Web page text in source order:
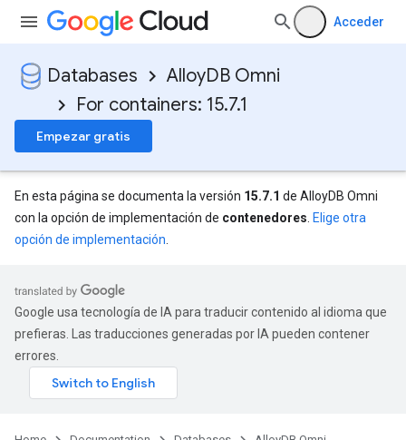
Acceder
Databases
AlloyDB Omni
For containers: 15.7.1
Empezar gratis
En esta página se documenta la versión 15.7.1 de AlloyDB Omni
con la opción de implementación de contenedores Elige otra
opción de implementación
Google usa tecnología de IA para traducir contenido al idioma que
prefieras. Las traducciones generadas por IA pueden contener
errores.